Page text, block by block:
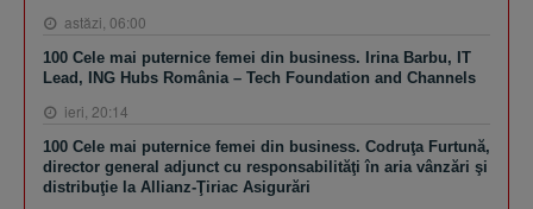
astăzi, 06:00
100 Cele mai puternice femei din business. Irina Barbu, IT
Lead, ING Hubs România – Tech Foundation and Channels
ieri, 20:14
100 Cele mai puternice femei din business. Codruţa Furtună,
director general adjunct cu responsabilităţi în aria vânzări şi
distribuţie la Allianz-Ţiriac Asigurări